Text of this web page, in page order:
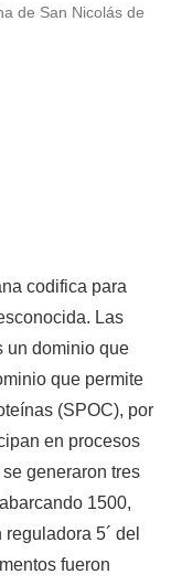
de San Nicolás de
codifica para
Las
un dominio que
que permite
(SPOC), por
en procesos
generaron tres
1500,
5´ del
fueron